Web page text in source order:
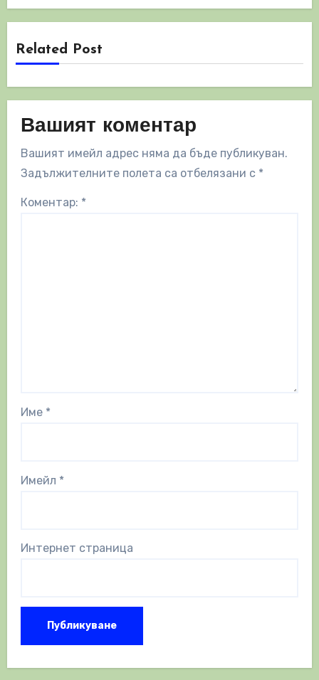
Related Post
Вашият коментар
Вашият имейл адрес няма да бъде публикуван.
Задължителните полета са отбелязани с *
Коментар: *
Име *
Имейл *
Интернет страница